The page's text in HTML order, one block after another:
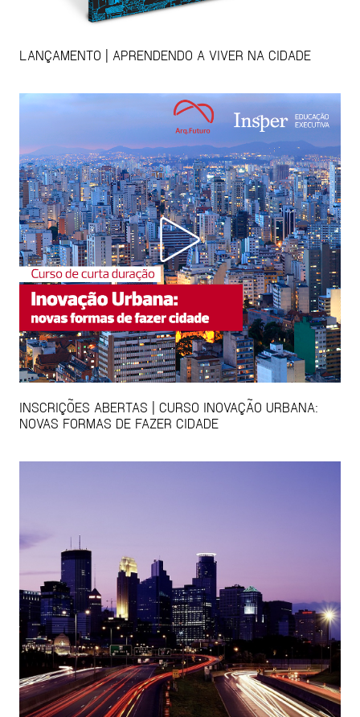
LANÇAMENTO | APRENDENDO A VIVER NA CIDADE
INSCRIÇÕES ABERTAS | CURSO INOVAÇÃO URBANA:
NOVAS FORMAS DE FAZER CIDADE